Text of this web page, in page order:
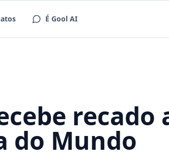
É Gool AI
recado
do Mundo